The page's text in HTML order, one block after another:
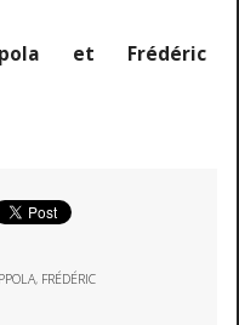
et Frédéric
, FRÉDÉRIC